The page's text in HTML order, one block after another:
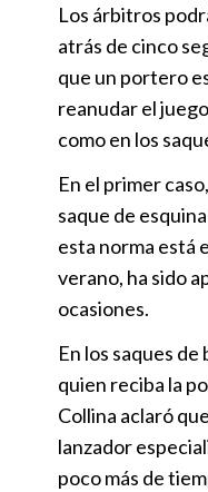
Los árbitros
atrás de cinco
que un portero
reanudar el
como en los
En el primer
saque de
esta norma está
verano, ha sido
ocasiones.
En los saques
quien reciba la
Collina aclaró
lanzador
poco más de